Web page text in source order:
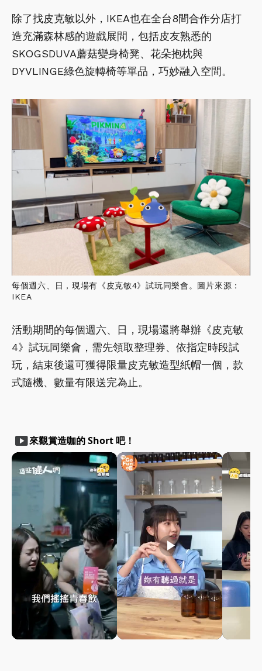
除了找皮克敏以外，IKEA也在全台8間合作分店打
造充滿森林感的遊戲展間，包括皮友熟悉的
SKOGSDUVA蘑菇變身椅凳、花朵抱枕與
DYVLINGE綠色旋轉椅等單品，巧妙融入空間。
每個週六、日，現場有《皮克敏4》試玩同樂會。圖片來源：
IKEA
活動期間的每個週六、日，現場還將舉辦《皮克敏
4》試玩同樂會，需先領取整理券、依指定時段試
玩，結束後還可獲得限量皮克敏造型紙帽一個，款
式隨機、數量有限送完為止。
smart_display來觀賞造咖的 Short 吧！
play_arrow play_arrow